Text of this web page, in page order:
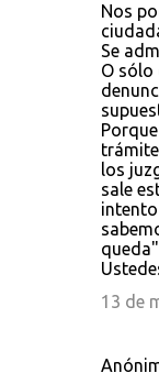
Nos
Se
O sólo
los
sale
intento
13 de